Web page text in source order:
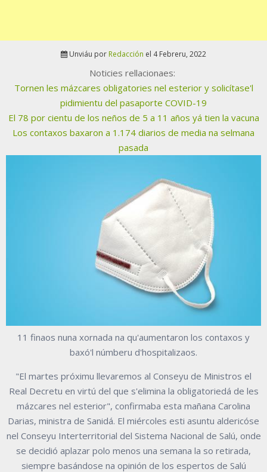
Unviáu por Redacción el 4 Febreru, 2022
Noticies rellacionaes:
Tornen les mázcares obligatories nel esterior y solicítase'l
pidimientu del pasaporte COVID-19
El 78 por cientu de los neños de 5 a 11 años yá tien la vacuna
Los contaxos baxaron a 1.174 diarios de media na selmana
pasada
11 finaos nuna xornada na qu'aumentaron los contaxos y
baxó'l númberu d'hospitalizaos.
"El martes próximu llevaremos al Conseyu de Ministros el
Real Decretu en virtú del que s'elimina la obligatoriedá de les
mázcares nel esterior", confirmaba esta mañana Carolina
Darias, ministra de Sanidá. El miércoles esti asuntu aldericóse
nel Conseyu Interterritorial del Sistema Nacional de Salú, onde
se decidió aplazar polo menos una semana la so retirada,
siempre basándose na opinión de los espertos de Salú